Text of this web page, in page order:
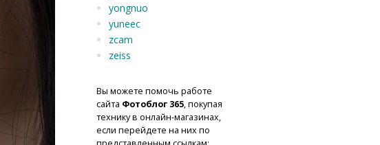
yongnuo
yuneec
zcam
zeiss
Вы можете помочь работе
сайта Фотоблог 365, покупая
технику в онлайн-магазинах,
если перейдете на них по